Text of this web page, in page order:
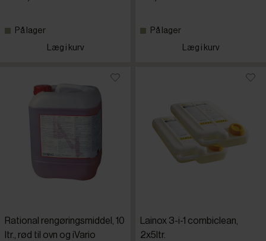
På lager
Læg i kurv
På lager
Læg i kurv
Rational rengøringsmiddel, 10
ltr., rød til ovn og iVario
Lainox 3-i-1 combiclean,
2x5ltr.